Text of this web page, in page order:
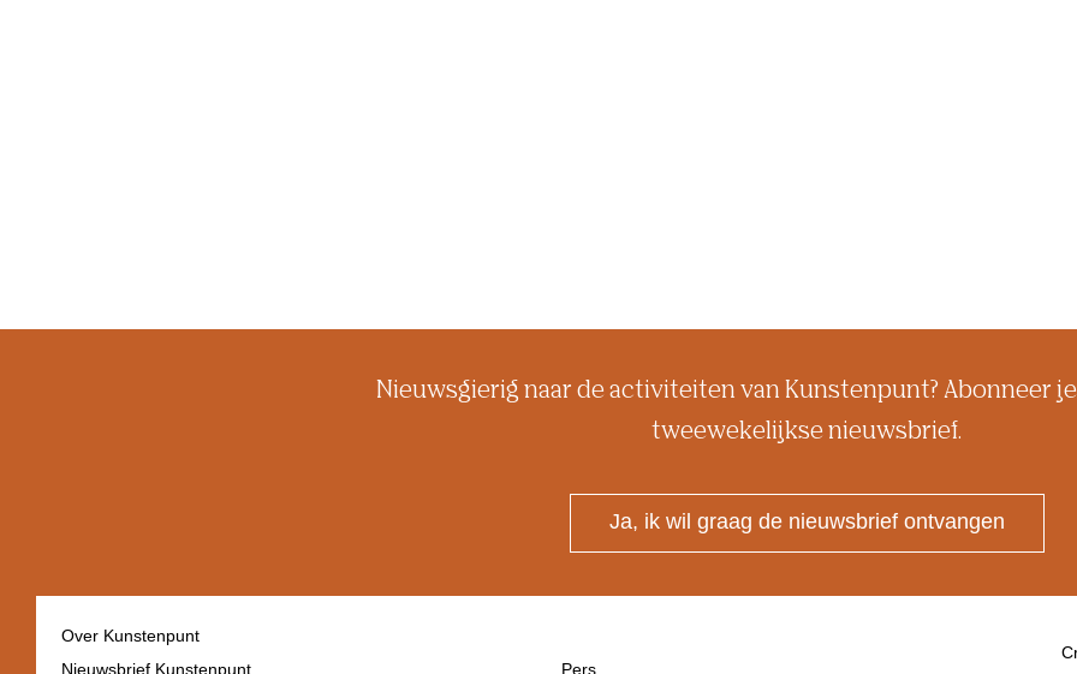
Nieuwsgierig naar de activiteiten van Kunstenpunt? Abonneer
tweewekelijkse nieuwsbrief.
Ja, ik wil graag de nieuwsbrief ontvangen
Over Kunstenpunt